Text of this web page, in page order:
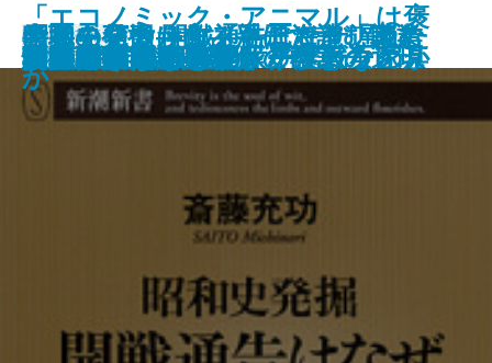
知財戦争
考える短歌―作る手ほどき、読む
技術―
「エコノミック・アニマル」は褒
め言葉だった―誤解と誤訳の近現
代史―
人事異動
さらば歯周病
宮崎アニメの暗号
天職の見つけ方―親子で読む職業
読本―
「ほんもの」のアンティーク家具
牛丼を変えたコメ―北海道「きら
ら397」の挑戦―
タカラジェンヌの太平洋戦争
新書電子書籍あり
昭和史発掘 開戦通告はなぜ遅れた
か
団塊老人
怪獣の名はなぜガギグゲゴなのか
中東 迷走の百年史
誤読された万葉集
男の引き際
「挫折しない整理」の極意
朝鮮総連
妻に捧げた1778話
世界中の言語を楽しく学ぶ